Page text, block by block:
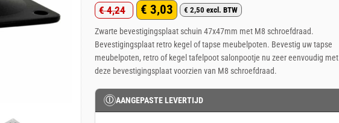
€4,24
Oorspronkelijke
prijs
was:
€ 4,24.
€ 3,03
Huidige
prijs
is:
€ 3,03.
€ 2,50 excl. BTW
Zwarte bevestigingsplaat schuin 47x47mm met M8 schroefdraad.
Bevestigingsplaat retro kegel of tapse meubelpoten. Bevestig uw tapse
meubelpoten, retro of kegel tafelpoot salonpootje nu zeer eenvoudig met
deze bevestigingsplaat voorzien van M8 schroefdraad.
Ⓘ AANGEPASTE LEVERTIJD